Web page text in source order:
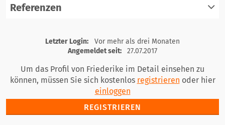
Referenzen
registrieren
einloggen
Letzter Login:
Vor mehr als drei Monaten
Angemeldet seit:
27.07.2017
Um das Profil von Friederike im Detail einsehen zu
können, müssen Sie sich kostenlos registrieren oder hier
einloggen
REGISTRIEREN